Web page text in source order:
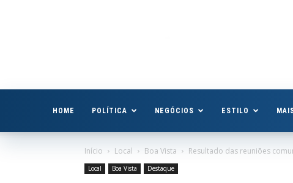
HOME POLÍTICA NEGÓCIOS ESTILO
Início Local Boa Vista Resultado das reuniões
Local Boa Vista Destaque